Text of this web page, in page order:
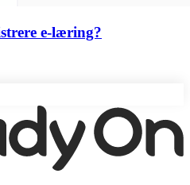
e-læring?